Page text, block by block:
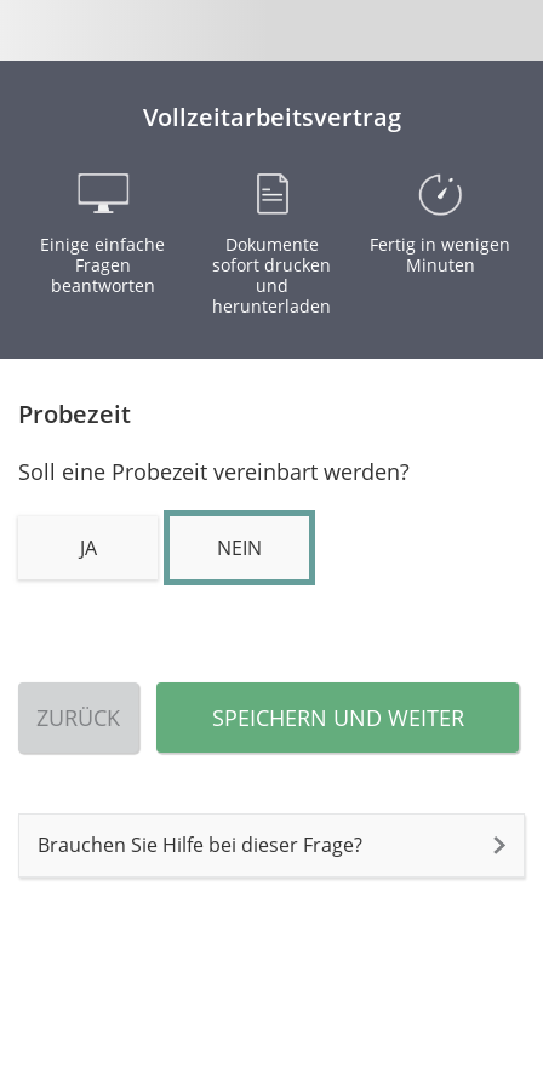
Vollzeitarbeitsvertrag
Einige einfache
Fragen
beantworten
Dokumente
sofort drucken
und
herunterladen
Fertig in wenigen
Minuten
Probezeit
Soll eine Probezeit vereinbart werden?
JA NEIN
ZURÜCK SPEICHERN UND WEITER
Brauchen Sie Hilfe bei dieser Frage?